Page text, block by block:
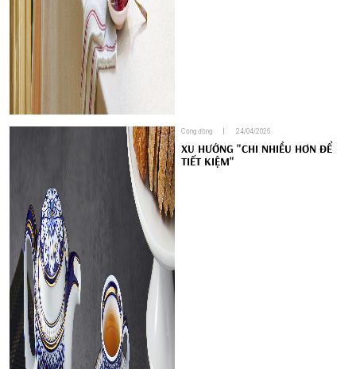
Cộng đồng 24/04/2026
XU HƯỚNG "CHI NHIỀU HƠN ĐỂ
TIẾT KIỆM"